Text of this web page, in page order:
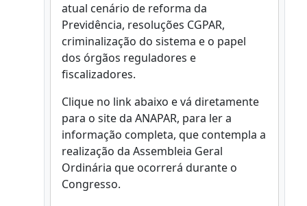
atual cenário de reforma da
Previdência, resoluções CGPAR,
criminalização do sistema e o papel
dos órgãos reguladores e
fiscalizadores.
Clique no link abaixo e vá diretamente
para o site da ANAPAR, para ler a
informação completa, que contempla a
realização da Assembleia Geral
Ordinária que ocorrerá durante o
Congresso.